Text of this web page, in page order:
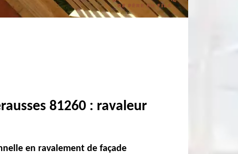
81260 : ravaleur
en ravalement de façade